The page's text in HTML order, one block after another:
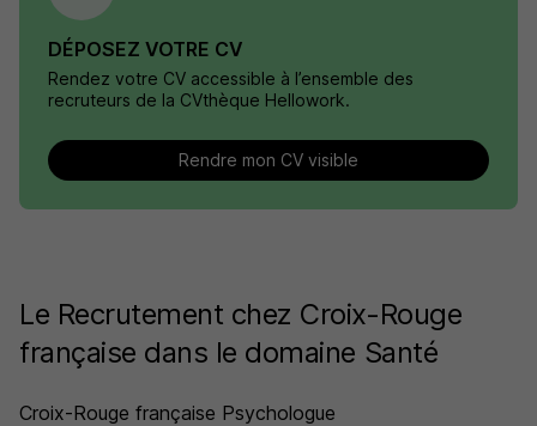
DÉPOSEZ VOTRE CV
Rendez votre CV accessible à l’ensemble des
recruteurs de la CVthèque Hellowork.
Rendre mon CV visible
Le Recrutement chez Croix-Rouge
française dans le domaine Santé
Croix-Rouge française Psychologue